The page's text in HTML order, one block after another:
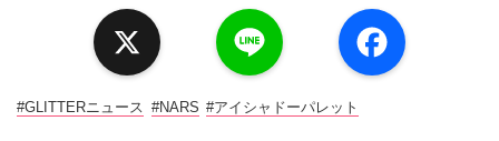
a
c
#GLITTERニュース #NARS #アイシャドーパレット